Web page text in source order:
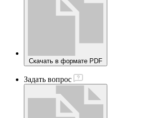
Скачать в формате PDF
Задать вопрос